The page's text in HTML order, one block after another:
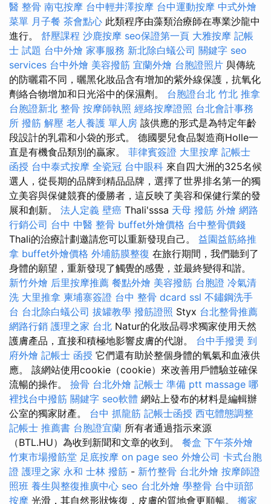
醫 整骨 南屯按摩 台中輕井澤按摩 台中運動按摩 中式外燴
菜單 月子餐 茶會點心 此類程序由藻類治療師在專業沙龍中
進行。 舒壓課程 沙鹿按摩 seo保證第一頁 大雅按摩 記帳
士 試題 台中外燴 家事服務 新北除白蟻公司 關鍵字 seo
services 台中外燴 美容撥筋 宜蘭外燴 台胞證照片 與傳統
的防曬霜不同，曬黑化妝品含有增加的紫外線保護，抗氧化
劑絡合物增加和日光浴中的保濕劑。 台胞證台北 竹北 推拿
台胞證新北 整骨 按摩師執照 經絡按摩證照 台北會計事務
所 撥筋 解壓 老人養護 單人房 該供應的形式是為特定年齡
段設計的乳霜和小袋的形式。 德國嬰兒食品製造商Holle一
直是有機食品類別的贏家。 菲律賓簽證 大里按摩 記帳士
函授 台中泰式按摩 全瓷冠 台中眼科 來自四大洲的325名候
選人，從長期的品牌到精品品牌，選擇了世界排名第一的獨
立美容與保健競賽的優勝者，這反映了美容和保健行業的發
展和創新。 法人定義 壁癌 Thali'sssa 天母 撥筋 外燴 網路
行銷公司 台中 中醫 整骨 buffet外燴價格 台中整骨價錢
Thali的治療計劃邀請您可以重新發現自己。 益園益筋絡推
拿 buffet外燴價格 外埔筋膜整復 在旅行期間，我們聽到了
身體的願望，重新發現了觸覺的感覺，並最終變得和諧。
新竹外燴 后里按摩推薦 餐點外燴 美容撥筋 台胞證 冷氣清
洗 大里推拿 柬埔寨簽證 台中 整骨 dcard ssl 不鏽鋼洗手
台 台北除白蟻公司 拔罐教學 撥筋證照 Styx 台北整骨推薦
網路行銷 護理之家 台北 Natur的化妝品尋求獨家使用天然
護膚產品，直接和積極地影響皮膚的代謝。 台中手撥燙 到
府外燴 記帳士 函授 它們還有助於整個身體的氧氣和血液供
應。 該網站使用cookie（cookie）來改善用戶體驗並確保
流暢的操作。 撿骨 台北外燴 記帳士 準備 ptt massage 哪
裡找台中撥筋 關鍵字 seo軟體 網站上發布的材料是編輯辦
公室的獨家財產。 台中 抓龍筋 記帳士函授 西屯體態調整
記帳士 推薦書 台胞證宜蘭 所有者通過指示來源
（BTL.HU）為收到新聞和文章的收到。 餐盒 下午茶外燴
竹東市場撥筋堂 足底按摩 on page seo 外燴公司 卡式台胞
證 護理之家 永和 士林 撥筋 - 新竹整骨 台北外燴 按摩師證
照班 養生與整復推廣中心 seo 台北外燴 學整骨 台中頭部
按摩 光滑，其自然形狀恢復，皮膚的質地會更順暢。 搬家